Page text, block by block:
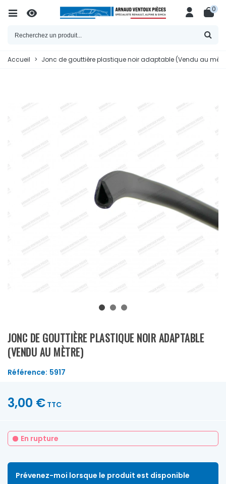
0
Accueil > Jonc de gouttière plastique noir adaptable (Vendu au
JONC DE GOUTTIÈRE PLASTIQUE NOIR ADAPTABLE
(VENDU AU MÈTRE)
Référence: 5917
3,00 € TTC
En rupture
Prévenez-moi lorsque le produit est disponible